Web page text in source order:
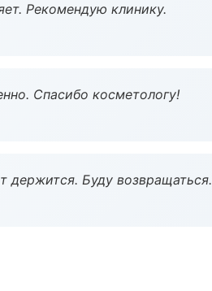
Рекомендую клинику.
Спасибо косметологу!
держится. Буду возвращаться.